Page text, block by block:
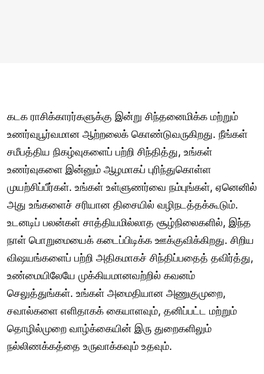
கடக ராசிக்காரர்களுக்கு இன்று சிந்தனைமிக்க மற்றும்
உணர்வுபூர்வமான ஆற்றலைக் கொண்டுவருகிறது. நீங்கள்
சமீபத்திய நிகழ்வுகளைப் பற்றி சிந்தித்து, உங்கள்
உணர்வுகளை இன்னும் ஆழமாகப் புரிந்துகொள்ள
முயற்சிப்பீர்கள். உங்கள் உள்ளுணர்வை நம்புங்கள், ஏனெனில்
அது உங்களைச் சரியான திசையில் வழிநடத்தக்கூடும்.
உடனடிப் பலன்கள் சாத்தியமில்லாத சூழ்நிலைகளில், இந்த
நாள் பொறுமையைக் கடைப்பிடிக்க ஊக்குவிக்கிறது. சிறிய
விஷயங்களைப் பற்றி அதிகமாகச் சிந்திப்பதைத் தவிர்த்து,
உண்மையிலேயே முக்கியமானவற்றில் கவனம்
செலுத்துங்கள். உங்கள் அமைதியான அணுகுமுறை,
சவால்களை எளிதாகக் கையாளவும், தனிப்பட்ட மற்றும்
தொழில்முறை வாழ்க்கையின் இரு துறைகளிலும்
நல்லிணக்கத்தை உருவாக்கவும் உதவும்.